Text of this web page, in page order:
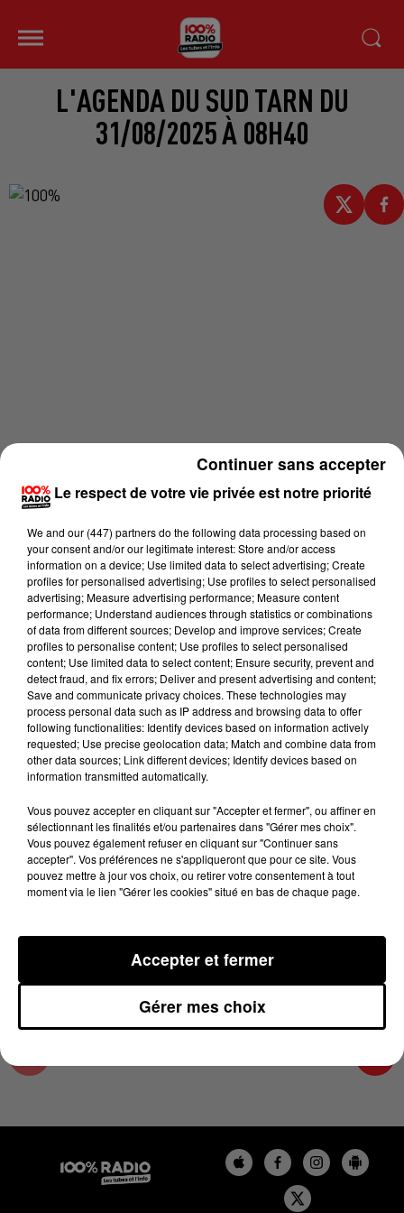
L'AGENDA DU SUD TARN DU
31/08/2025 À 08H40
Lecture (1 min 14 sec)
100%
100% Radio l'agenda du sud Tarn
31 août 2025 - 1 min 14 sec
L'AGENDA DU SUD TARN DU 31/08/2025 À
08H40
L'AGENDA DU SUD TARN
Le respect de votre vie privée est notre priorité
We and our (447) partnersdo the following data processing based on
your consent and/or our legitimate interest: Store and/or access
information on a device; Use limited data to select advertising; Create
profiles for personalised advertising; Use profiles to select personalised
advertising; Measure advertising performance; Measure content
performance; Understand audiences through statistics or combinations
of data from different sources; Develop and improve services; Create
profiles to personalise content; Use profiles to select personalised
content; Use limited data to select content; Ensure security, prevent and
detect fraud, and fix errors; Deliver and present advertising and content;
Save and communicate privacy choices. These technologies may
process personal data such as IP address and browsing data to offer
following functionalities: Identify devices based on information actively
requested; Use precise geolocation data; Match and combine data from
other data sources; Link different devices; Identify devices based on
information transmitted automatically.
Vous pouvez accepter en cliquant sur "Accepter et fermer", ou affiner en
sélectionnant les finalités et/ou partenaires dans "Gérer mes choix".
Vous pouvez également refuser en cliquant sur "Continuer sans
accepter". Vos préférences ne s'appliqueront que pour ce site. Vous
pouvez mettre à jour vos choix, ou retirer votre consentement à tout
moment via le lien "Gérer les cookies" situé en bas de chaque page.
Gérer mes choix
Accepter et fermer
Continuer sans accepter